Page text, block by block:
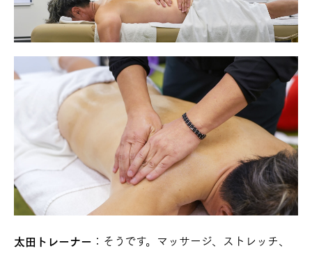
太田トレーナー ：そうです。マッサージ、ストレッチ、